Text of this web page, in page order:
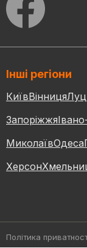
Інші регіони
КиївВінниця
Запоріжжя
МиколаївОдеса
Херсон
Політика